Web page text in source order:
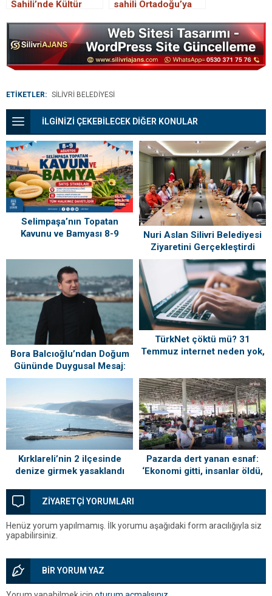
Sahili’nde Kültür
gösteri programı
sahili Ortadoğu’ya
Türk yok
ETİKETLER: SILIVRI BELEDIYESI
İLGİNİZİ ÇEKEBİLECEK DİĞER KONULAR
Selimpaşa’nın Topatan
Kavunu ve Bamyası 8-9
Buluşuyor
Nuri Aslan Silivri Belediyesi
Ziyaretini Gerçekleştirdi
Bora Balcıoğlu’ndan Doğum
Gününde Duygusal Mesaj:
“Silivri’mi Çok Özlüyorum”
TürkNet çöktü mü? 31
Temmuz internet neden yok,
Kırklareli’nin 2 ilçesinde
denize girmek yasaklandı
Pazarda dert yanan esnaf:
‘Ekonomi gitti, insanlar öldü,
ZİYARETÇİ YORUMLARI
Henüz yorum yapılmamış. İlk yorumu aşağıdaki form aracılığıyla siz
yapabilirsiniz.
BİR YORUM YAZ